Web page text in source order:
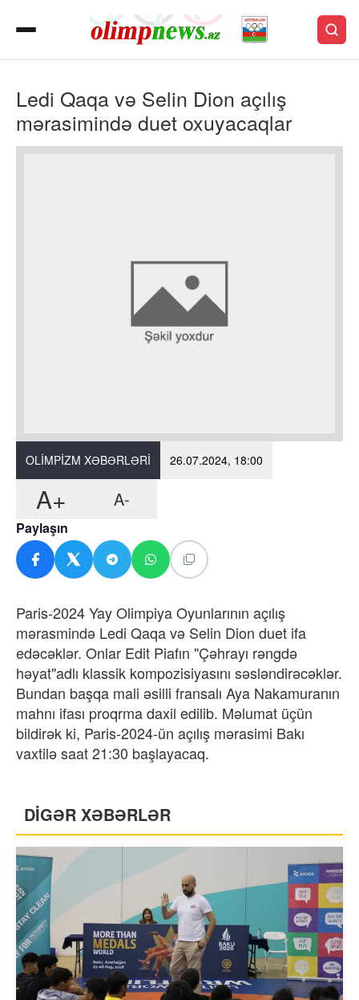
Ledi Qaqa və Selin Dion açılış
mərasimində duet oxuyacaqlar
OLIMPIZM XƏBƏRLƏRI 26.07.2024, 18:00
A+ A-
Paylaşın
Paris-2024 Yay Olimpiya Oyunlarının açılış
mərasmində Ledi Qaqa və Selin Dion duet ifa
edəcəklər. Onlar Edit Piafın "Çəhrayı rəngdə
həyat"adlı klassik kompozisiyasını səsləndirəcəklər.
Bundan başqa mali əsilli fransalı Aya Nakamuranın
mahnı ifası proqrma daxil edilib. Məlumat üçün
bildirək ki, Paris-2024-ün açılış mərasimi Bakı
vaxtilə saat 21:30 başlayacaq.
DİGƏR XƏBƏRLƏR